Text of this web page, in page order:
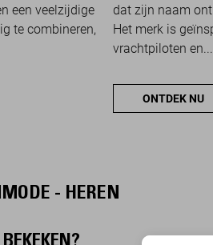
een veelzijdige
te combineren,
dat zijn naam
Het merk is
vrachtpiloten en...
ONTDEK NU
- HEREN